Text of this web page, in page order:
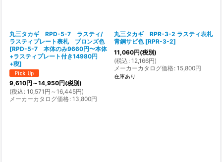
丸三タカギ RPD-5-7 ラスティ/
ラスティプレート表札 ブロンズ色
[RPD-5-7 本体のみ9660円〜本体
+ラスティプレート付き14980円
+税]
9,610円 ～14,950円(税別)
(税込 : 10,571 円 ～16,445円)
メーカーカタログ価格: 13,800円
丸三タカギ RPR-3-2 ラスティ表札
青銅サビ色 [RPR-3-2]
11,060円(税別)
(税込 : 12,166円)
メーカーカタログ価格: 15,800円
在庫あり